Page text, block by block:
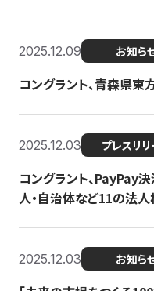
2025.12.09 お知ら
コングラント、青森県
2025.12.03 プレスリリ
コングラント、PayPay
人・自治体など11の法
2025.12.03 お知ら